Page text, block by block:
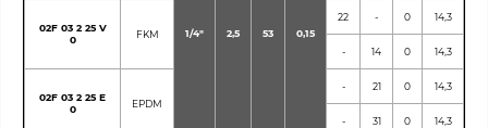
1/4" 2,5 53 0,15
02F 03 2 25 V
0
FKM
22 - 0 14,3
- 14 0 14,3
02F 03 2 25 E
0
EPDM
- 21 0 14,3
- 31 0 14,3